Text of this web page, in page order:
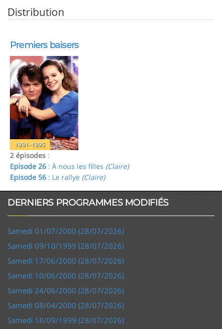
Distribution
Premiers baisers
1991-1995
2 épisodes :
Episode 26 : À nous les filles (Claire)
Episode 56 : Le rallye (Claire)
DERNIERS PROGRAMMES MODIFIÉS
Samedi 01/07/2000 (28/07/2026)
Samedi 09/10/1999 (28/07/2026)
Samedi 17/06/2000 (28/07/2026)
Samedi 10/06/2000 (28/07/2026)
Samedi 24/06/2000 (28/07/2026)
Samedi 08/04/2000 (28/07/2026)
Samedi 18/09/1999 (28/07/2026)